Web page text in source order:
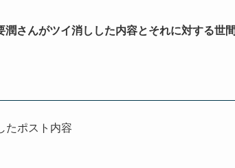
さんがツイ消しした内容とそれに対する世
たポスト内容